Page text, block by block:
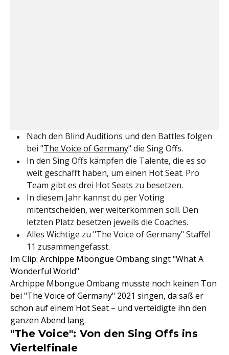
Nach den Blind Auditions und den Battles folgen
bei "The Voice of Germany" die Sing Offs.
In den Sing Offs kämpfen die Talente, die es so
weit geschafft haben, um einen Hot Seat. Pro
Team gibt es drei Hot Seats zu besetzen.
In diesem Jahr kannst du per Voting
mitentscheiden, wer weiterkommen soll. Den
letzten Platz besetzen jeweils die Coaches.
Alles Wichtige zu "The Voice of Germany" Staffel
11 zusammengefasst.
Im Clip: Archippe Mbongue Ombang singt "What A
Wonderful World"
Archippe Mbongue Ombang musste noch keinen Ton
bei "The Voice of Germany" 2021 singen, da saß er
schon auf einem Hot Seat – und verteidigte ihn den
ganzen Abend lang.
"The Voice": Von den Sing Offs ins
Viertelfinale